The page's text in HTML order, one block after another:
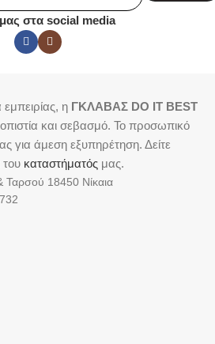
μας στα social media
η ΓΚΛΑΒΑΣ DO IT BEST
και σεβασμό. Το προσωπικό
για άμεση εξυπηρέτηση. Δείτε
του καταστήματός μας.
Ταρσού 18450 Νίκαια